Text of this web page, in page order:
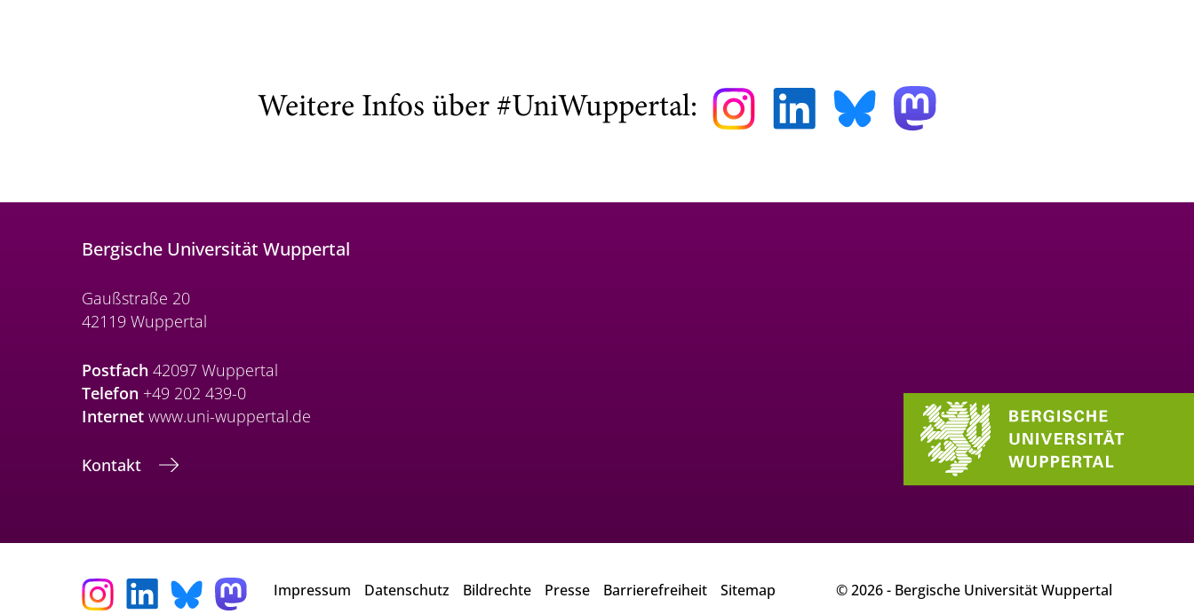
Weitere Infos über #UniWuppertal:
Bergische Universität Wuppertal
Gaußstraße 20
42119 Wuppertal
Postfach 42097 Wuppertal
Telefon +49 202 439-0
Internet www.uni-wuppertal.de
Kontakt
Impressum Datenschutz Bildrechte Presse Barrierefreiheit Sitemap © 2026 - Bergische Universität Wuppertal